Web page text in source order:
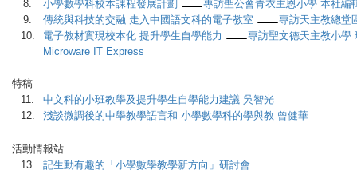
8.
小學數學科校本課程發展計劃
專訪聖公會青衣主恩小學 本社編
9.
傳統與科技的交融 走入中國語文科的電子教室
專訪天主教總堂
10.
電子教材實現校本化 提升學生自學能力
專訪聖文德天主教小學
Microware IT Express
特稿
11.
中文科的小班教學及提升學生自學能力建議 吳智光
12.
淺談微調後的中學教學語言和 小學數學科的學與教 曾健華
活動情報站
13.
記生動有趣的「小學數學教學新方向」研討會